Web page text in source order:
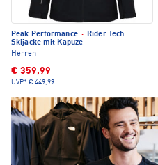
Peak Performance ·
Rider Tech
Skijacke mit Kapuze
Herren
€ 359,99
UVP* € 449,99